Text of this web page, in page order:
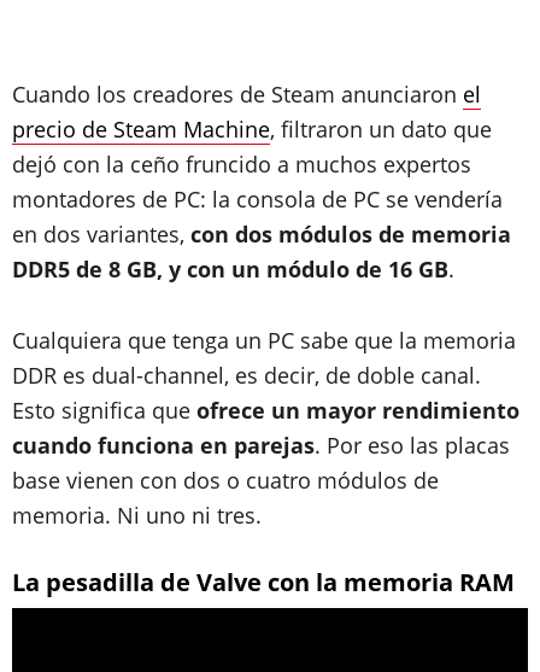
Cuando los creadores de Steam anunciaron el
precio de Steam Machine, filtraron un dato que
dejó con la ceño fruncido a muchos expertos
montadores de PC: la consola de PC se vendería
en dos variantes, con dos módulos de memoria
DDR5 de 8 GB, y con un módulo de 16 GB.
Cualquiera que tenga un PC sabe que la memoria
DDR es dual-channel, es decir, de doble canal.
Esto significa que ofrece un mayor rendimiento
cuando funciona en parejas. Por eso las placas
base vienen con dos o cuatro módulos de
memoria. Ni uno ni tres.
La pesadilla de Valve con la memoria RAM